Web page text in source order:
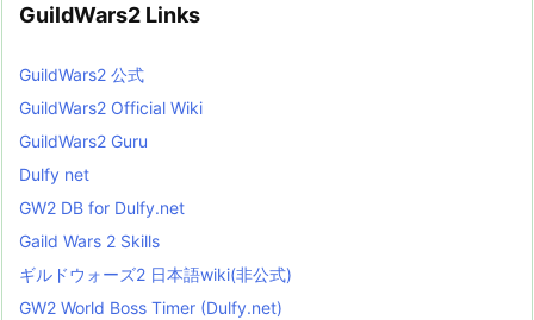
GuildWars2 Links
GuildWars2 公式
GuildWars2 Official Wiki
GuildWars2 Guru
Dulfy net
GW2 DB for Dulfy.net
Gaild Wars 2 Skills
ギルドウォーズ2 日本語wiki(非公式)
GW2 World Boss Timer (Dulfy.net)